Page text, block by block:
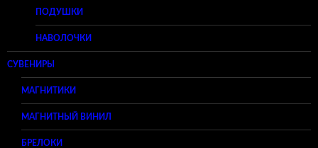
ПОДУШКИ
НАВОЛОЧКИ
СУВЕНИРЫ
МАГНИТИКИ
МАГНИТНЫЙ ВИНИЛ
БРЕЛОКИ